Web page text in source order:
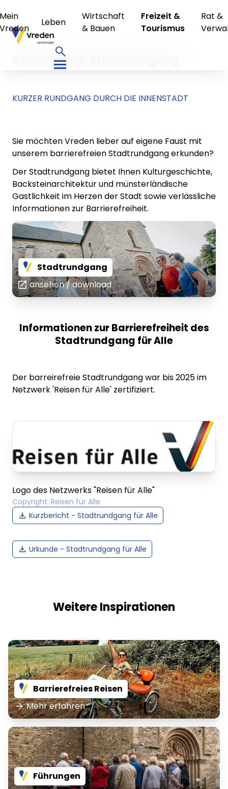
Mein
Vreden
Leben
Wirtschaft
& Bauen
Freizeit &
Tourismus
Rat &
Barrierefreier Stadtrundgang
KURZER RUNDGANG DURCH DIE INNENSTADT
Sie möchten Vreden lieber auf eigene Faust mit
unserem barrierefreien Stadtrundgang erkunden?
Der Stadtrundgang bietet Ihnen Kulturgeschichte,
Backsteinarchitektur und münsterländische
Gastlichkeit im Herzen der Stadt sowie verlässliche
Informationen zur Barrierefreiheit.
Stadtrundgang
ansehen / download
Informationen zur Barrierefreiheit des
Stadtrundgang für Alle
Der barreirefreie Stadtrundgang war bis 2025 im
Netzwerk 'Reisen für Alle' zertifiziert.
Logo des Netzwerks "Reisen für Alle"
Copyright: Reisen für Alle
Kurzbericht - Stadtrundgang für Alle
Urkunde - Stadtrundgang für Alle
Weitere Inspirationen
Barrierefreies Reisen
Mehr erfahren
Führungen